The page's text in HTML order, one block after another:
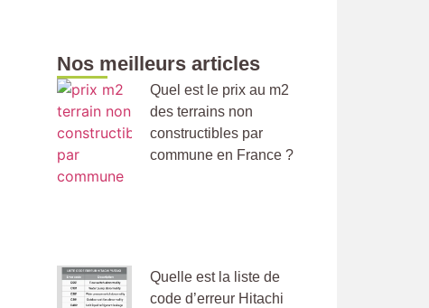
Nos meilleurs articles
Quel est le prix au m2
des terrains non
constructibles par
commune en France ?
Quelle est la liste de
code d’erreur Hitachi